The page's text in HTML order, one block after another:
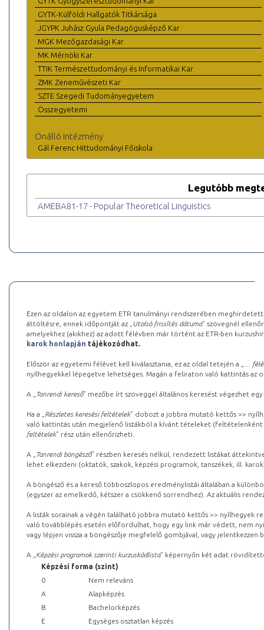
GYTK-Külföldi Hallgatók Titkársága
JGYPK Juhász Gyula Pedagógusképző Kar
MGK Mezőgazdasági Kar
MK Mérnöki Kar
TTIK Természettudományi és Informatikai Kar
ZMK Zeneművészeti Kar
SZTE Szegedi Tudományegyetem
Összegyetemi
Önálló intézmény
Gál Ferenc Hittudományi Főiskola
Legutóbb
AMEBA81-17 - Popular Theoretical Linguistics
Ezen az oldalon az egyetem ETR tanulmányi rendszerében
áttöltésre, ennek időpontját az „ Utolsó frissítés dátuma” szövegnél
amelyekhez (akikhez) az adott félévben már történt az ETR-ben
karok honlapján tájékozódhat.
Először az egyetemi félévet kell kiválasztania, ez az oldal tetején a „
…
nyílhegyekkel lépegetve lehetséges. Magán a feliraton való kattintás az
A „ Tanrendi kereső” mezőbe írt szöveggel általános keresést végezhet
Ha a „ Részletes keresési feltételek” dobozt a jobbra mutató kettős >>
való kattintás után megjelenő listákból a kívánt tételeket (feltételenként
feltételek” rész után ellenőrizheti.
A „ Tanrendi böngésző” részben keresés nélkül, rendezett listákat
lehet elkezdeni (oktatók, szakok, képzési programok, tanszékek, ill.
A böngésző és a kereső többoszlopos eredménylistái általában a
(egyszer az emelkedő, kétszer a csökkenő sorrendhez). Az aktuális
A listák sorainak a végén található jobbra mutató kettős >> nyílhegyek
való továbblépés esetén előfordulhat, hogy egy link már védett, nem
vagy lépjen vissza a böngészője megfelelő gombjával, vagy
A „ Képzési programok szerinti kurzuskódlista” képernyőn két adat
Képzési forma (szint)
0
Nem releváns
A
Alapképzés
B
Bachelorképzés
E
Egységes osztatlan képzés